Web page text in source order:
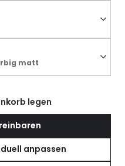
matt
legen
anpassen